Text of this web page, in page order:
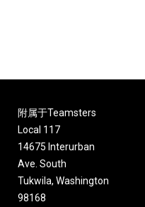
附属于Teamsters
Local 117
14675 Interurban
Ave. South
Tukwila, Washington
98168